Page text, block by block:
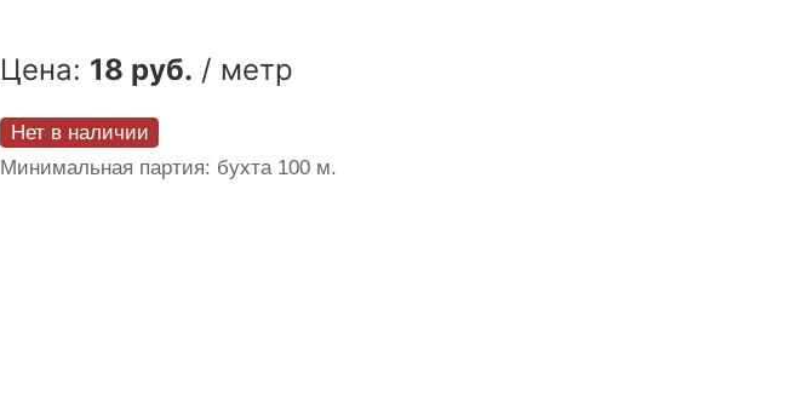
Цена: 18 руб. / метр
Нет в наличии
Минимальная партия: бухта 100 м.